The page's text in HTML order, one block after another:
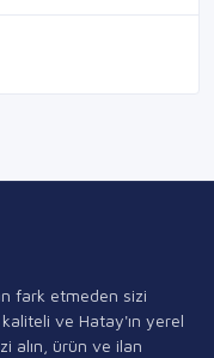
fark etmeden sizi
kaliteli ve Hatay'ın yerel
alın, ürün ve ilan